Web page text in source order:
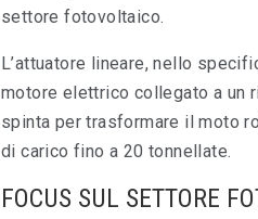
settore fotovoltaico.
L’attuatore lineare, nello
motore elettrico collegato a un
spinta per trasformare il moto
di carico fino a 20 tonnellate.
FOCUS SUL SETTORE